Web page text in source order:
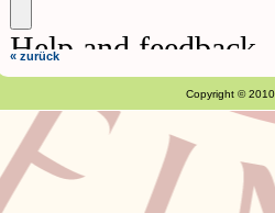
« zurück
Copyright ©